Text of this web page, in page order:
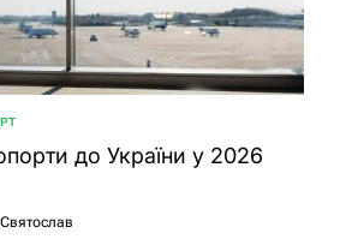
до України у 2026